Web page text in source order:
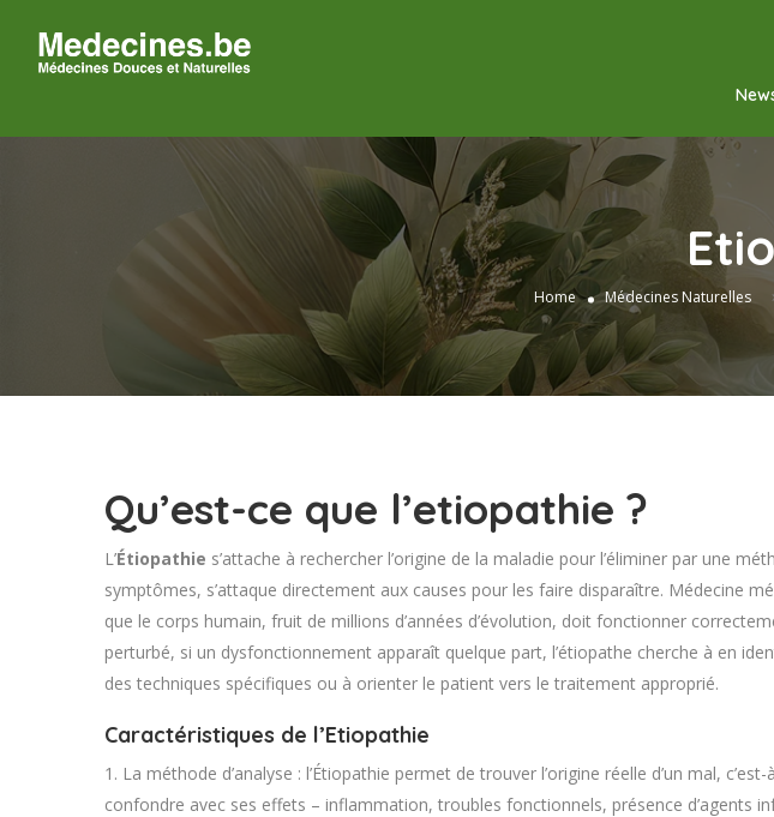
Home Médecines Naturelles
Qu’est-ce que l’etiopathie ?
L’Étiopathie s’attache à rechercher l’origine de la maladie pour l’éliminer par une
symptômes, s’attaque directement aux causes pour les faire disparaître. Médecine
que le corps humain, fruit de millions d’années d’évolution, doit fonctionner
perturbé, si un dysfonctionnement apparaît quelque part, l’étiopathe cherche à en
des techniques spécifiques ou à orienter le patient vers le traitement approprié.
Caractéristiques de l’Etiopathie
1. La méthode d’analyse : l’Étiopathie permet de trouver l’origine réelle d’un mal,
confondre avec ses effets – inflammation, troubles fonctionnels, présence d’agents